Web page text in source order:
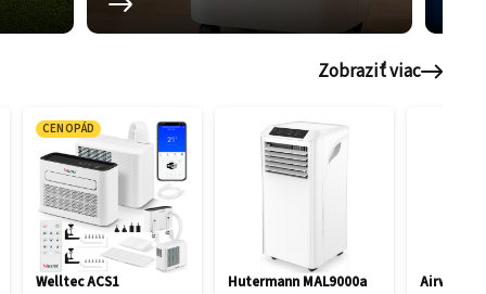
Zobraziť viac
CENOPÁD
Welltec ACS1 Hutermann MAL9000a Airwell